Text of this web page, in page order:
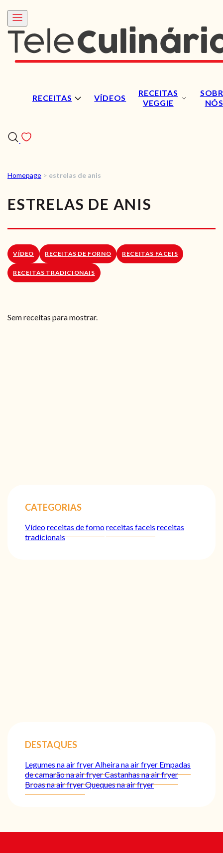
RECEITAS VÍDEOS
RECEITAS
VEGGIE
NÓS
VÍDEOS
RECEITAS VEGGIE
SOBRE NÓS
LOJA ONLINE
Homepage > estrelas de anis
ESTRELAS DE ANIS
VÍDEO RECEITAS DE FORNO RECEITAS FACEIS
RECEITAS TRADICIONAIS
Sem receitas para mostrar.
CATEGORIAS
Vídeoreceitas de fornoreceitas faceis receitas
tradicionais
DESTAQUES
Legumes na air fryerAlheira na air fryer Empadas
de camarão na air fryerCastanhas na air fryer
Broas na air fryerQueques na air fryer